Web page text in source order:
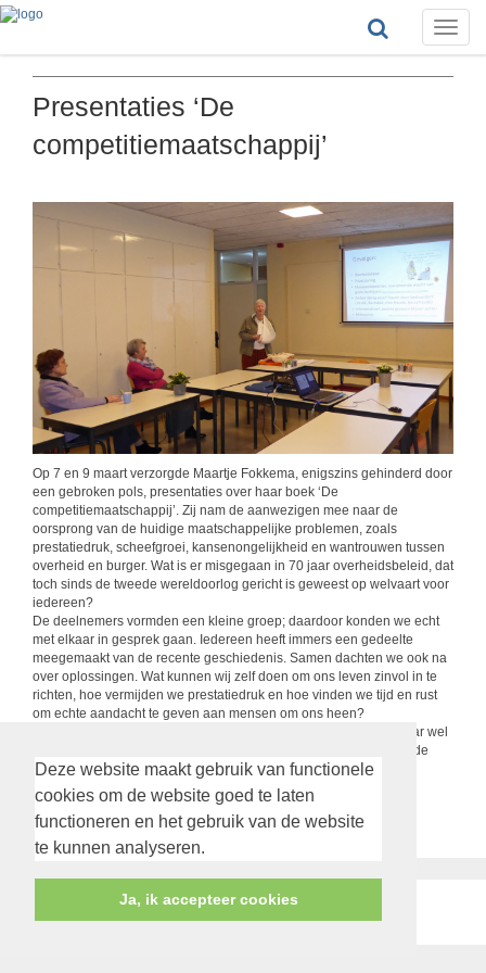
Deze website maakt gebruik van functionele
cookies om de website goed te laten
functioneren en het gebruik van de website
te kunnen analyseren.
Ja, ik accepteer cookies
Toggle
Presentaties ‘De
competitiemaatschappij’
Op 7 en 9 maart verzorgde Maartje Fokkema, enigszins gehinderd door
een gebroken pols, presentaties over haar boek ‘De
competitiemaatschappij’. Zij nam de aanwezigen mee naar de
oorsprong van de huidige maatschappelijke problemen, zoals
prestatiedruk, scheefgroei, kansenongelijkheid en wantrouwen tussen
overheid en burger. Wat is er misgegaan in 70 jaar overheidsbeleid, dat
toch sinds de tweede wereldoorlog gericht is geweest op welvaart voor
iedereen?
De deelnemers vormden een kleine groep; daardoor konden we echt
met elkaar in gesprek gaan. Iedereen heeft immers een gedeelte
meegemaakt van de recente geschiedenis. Samen dachten we ook na
over oplossingen. Wat kunnen wij zelf doen om ons leven zinvol in te
richten, hoe vermijden we prestatiedruk en hoe vinden we tijd en rust
om echte aandacht te geven aan mensen om ons heen?
Als u niet aanwezig kon zijn bij één van deze bijeenkomsten, maar wel
belangstelling heeft voor het onderwerp: het boek ligt te koop op de
boekentafel. Het kost € 15,95, waarvan € 5,95 is bestemd voor
VoorMekaar.